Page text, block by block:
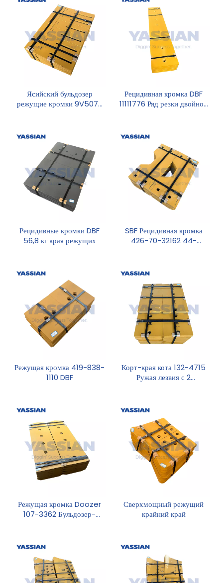
Ясийский бульдозер
режущие кромки 9V5073
Рецидивная кромка DBF
11111776 Ряд резки двойной
Рецидивные кромки DBF
56,8 кг края режущих
SBF Рецидивная кромка
426-70-32162 44-
Режущая кромка 419-838-
1110 DBF
Корт-края кота 132-4715
Ружая лезвия с 2
Режущая кромка Doozer
107-3362 Бульдозер-
Сверхмощный режущий
крайний край